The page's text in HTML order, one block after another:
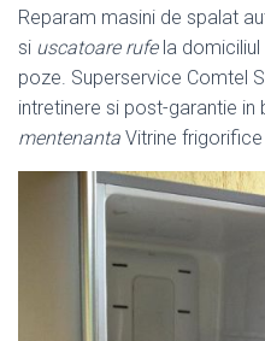
Reparam masini de spalat
si uscatoare rufela domiciliul
poze. Superservice Comtel
intretinere si post-garantie in
mentenanta Vitrine